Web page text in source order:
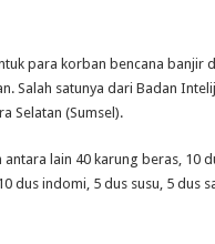
para korban bencana banjir
Salah satunya dari Badan
Selatan (Sumsel).
lain 40 karung beras, 10
dus indomi, 5 dus susu, 5 dus